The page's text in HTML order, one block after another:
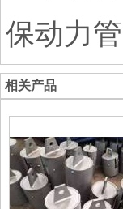
保动力
相关产品